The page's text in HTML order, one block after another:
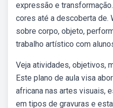
expressão e
cores até a descoberta de.
sobre corpo, objeto,
trabalho artístico com
Veja atividades, objetivos,
Este plano de aula visa
africana nas artes visuais,
em tipos de gravuras e